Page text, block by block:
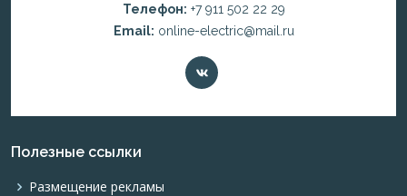
Телефон: +7 911 502 22 29
Email: online-electric@mail.ru
Полезные ссылки
Размещение рекламы